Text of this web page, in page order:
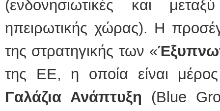
(ενδονησιωτικές και
ηπειρωτικής χώρας). Η
της στρατηγικής των «
της ΕΕ, η οποία είναι
Γαλάζια Ανάπτυξη (Blue